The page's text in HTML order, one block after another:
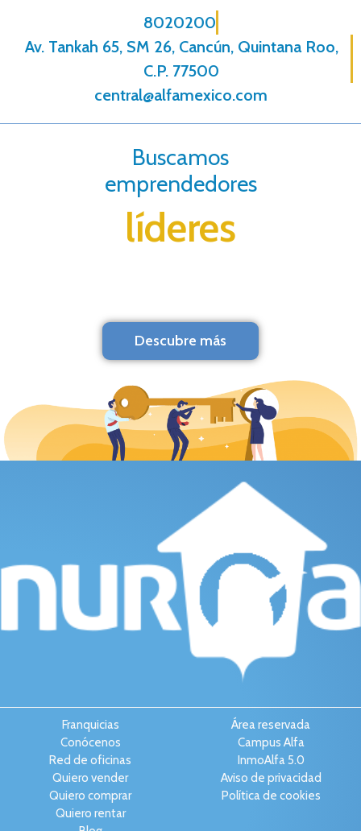
8020200
Av. Tankah 65, SM 26, Cancún, Quintana Roo,
C.P. 77500
central@alfamexico.com
Buscamos
emprendedores
líderes
Descubre más
Franquicias
Conócenos
Red de oficinas
Quiero vender
Quiero comprar
Quiero rentar
Área reservada
Campus Alfa
InmoAlfa 5.0
Aviso de privacidad
Política de cookies